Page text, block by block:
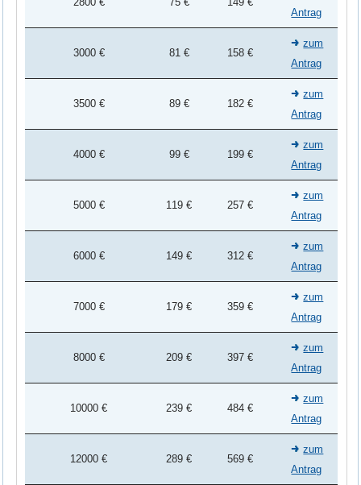
Antrag
3000 € 81 € 158 €
zum
Antrag
3500 € 89 € 182 €
zum
Antrag
4000 € 99 € 199 €
zum
Antrag
5000 € 119 € 257 €
zum
Antrag
6000 € 149 € 312 €
zum
Antrag
7000 € 179 € 359 €
zum
Antrag
8000 € 209 € 397 €
zum
Antrag
10000 € 239 € 484 €
zum
Antrag
12000 € 289 € 569 €
zum
Antrag